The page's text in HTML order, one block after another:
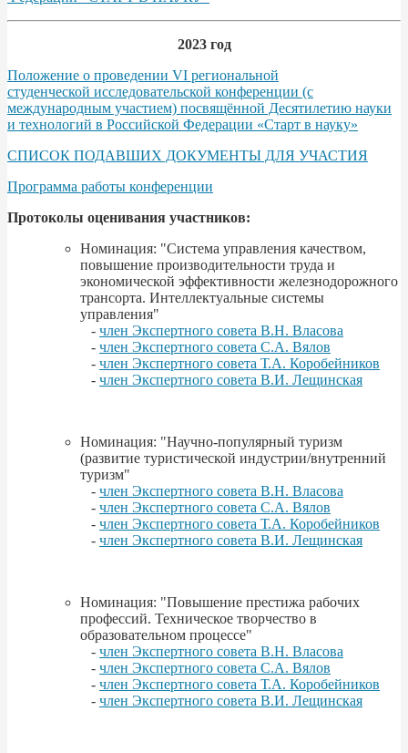
2023 год
Положение о проведении VI региональной
студенческой исследовательской конференции (с
международным участием) посвящённой Десятилетию науки
и технологий в Российской Федерации «Старт в науку»
СПИСОК ПОДАВШИХ ДОКУМЕНТЫ ДЛЯ УЧАСТИЯ
Программа работы конференции
Протоколы оценивания участников:
Номинация: "Система управления качеством,
повышение производительности труда и
экономической эффективности железнодорожного
трансорта. Интеллектуальные системы
управления"
- член Экспертного совета В.Н. Власова
- член Экспертного совета С.А. Вялов
- член Экспертного совета Т.А. Коробейников
- член Экспертного совета В.И. Лещинская
Номинация: "Научно-популярный туризм
(развитие туристической индустрии/внутренний
туризм"
- член Экспертного совета В.Н. Власова
- член Экспертного совета С.А. Вялов
- член Экспертного совета Т.А. Коробейников
- член Экспертного совета В.И. Лещинская
Номинация: "Повышение престижа рабочих
профессий. Техническое творчество в
образовательном процессе"
- член Экспертного совета В.Н. Власова
- член Экспертного совета С.А. Вялов
- член Экспертного совета Т.А. Коробейников
- член Экспертного совета В.И. Лещинская